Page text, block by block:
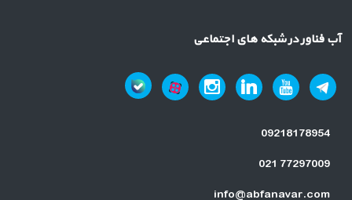
آب فناور در شبکه های اجتماعی
09218178954
021 77297009
info@abfanavar.com